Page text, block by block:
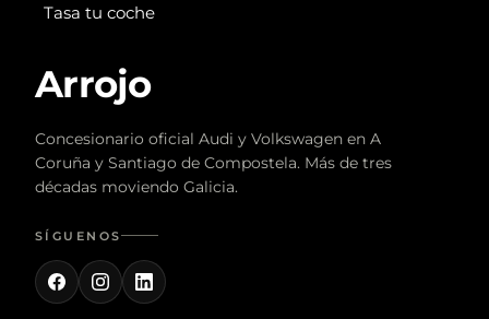
Tasa tu coche
Arrojo
Concesionario oficial Audi y Volkswagen en A
Coruña y Santiago de Compostela. Más de tres
décadas moviendo Galicia.
SÍGUENOS